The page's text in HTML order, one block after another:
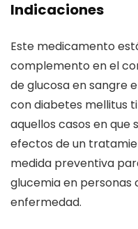
Indicaciones
Este medicamento
complemento en el
de glucosa en sangre
con diabetes mellitus
aquellos casos en que
efectos de un
medida preventiva
glucemia en personas
enfermedad.